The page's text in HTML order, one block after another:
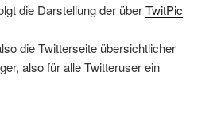
die Darstellung der überTwitPic
die Twitterseite übersichtlicher
also für alle Twitteruser ein